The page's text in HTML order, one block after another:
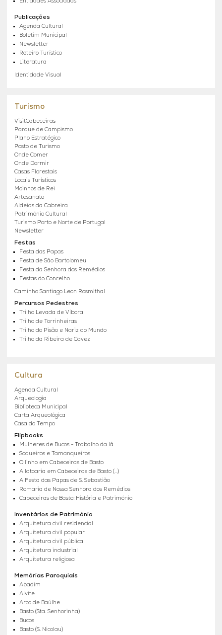
Entidades Associadas
Publicações
Agenda Cultural
Boletim Municipal
Newsletter
Roteiro Turístico
Literatura
Identidade Visual
Turismo
VisitCabeceiras
Parque de Campismo
Plano Estratégico
Posto de Turismo
Onde Comer
Onde Dormir
Casas Florestais
Locais Turísticos
Moinhos de Rei
Artesanato
Aldeias da Cabreira
Património Cultural
Turismo Porto e Norte de Portugal
Newsletter
Festas
Festa das Papas
Festa de São Bartolomeu
Festa da Senhora dos Remédios
Festas do Concelho
Caminho Santiago Leon Rosmithal
Percursos Pedestres
Trilho Levada de Víbora
Trilho de Torrinheiras
Trilho do Pisão e Nariz do Mundo
Trilho da Ribeira de Cavez
Cultura
Agenda Cultural
Arqueologia
Biblioteca Municipal
Carta Arqueológica
Casa do Tempo
Flipbooks
Mulheres de Bucos - Trabalho da lã
Soqueiros e Tamanqueiros
O linho em Cabeceiras de Basto
A latoaria em Cabeceiras de Basto (...)
A Festa das Papas de S. Sebastião
Romaria de Nossa Senhora dos Remédios
Cabeceiras de Basto: História e Património
Inventários de Património
Arquitetura civil residencial
Arquitetura civil popular
Arquitetura civil pública
Arquitetura industrial
Arquitetura religiosa
Memórias Paroquiais
Abadim
Alvite
Arco de Baúlhe
Basto (Sta. Senhorinha)
Bucos
Basto (S. Nicolau)